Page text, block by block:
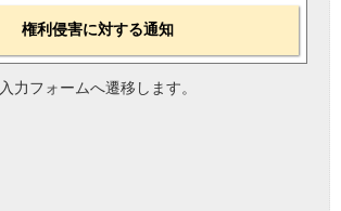
権利侵害に対する通知
入力フォームへ遷移します。